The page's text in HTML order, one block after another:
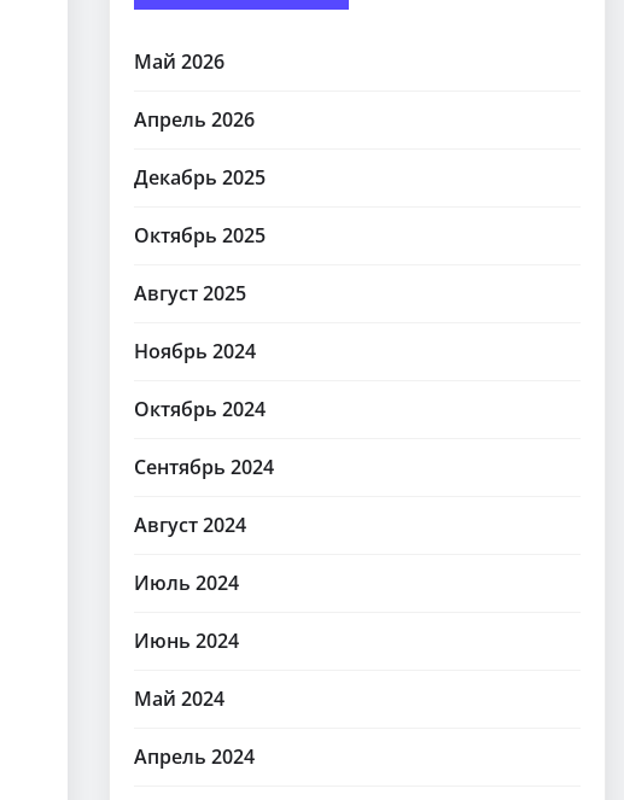
Май 2026
Апрель 2026
Декабрь 2025
Октябрь 2025
Август 2025
Ноябрь 2024
Октябрь 2024
Сентябрь 2024
Август 2024
Июль 2024
Июнь 2024
Май 2024
Апрель 2024